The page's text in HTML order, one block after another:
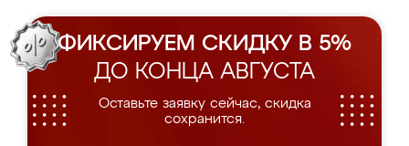
ФИКСИРУЕМ СКИДКУ В 5%
ДО КОНЦА АВГУСТА
Оставьте заявку сейчас, скидка
сохранится.